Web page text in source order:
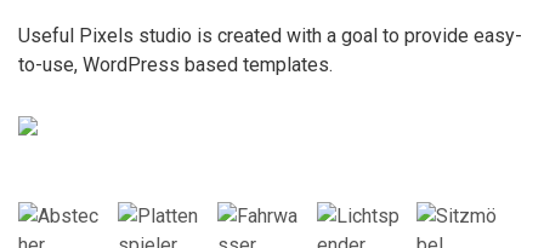
Useful Pixels studio is created with a goal to provide easy-
to-use, WordPress based templates.